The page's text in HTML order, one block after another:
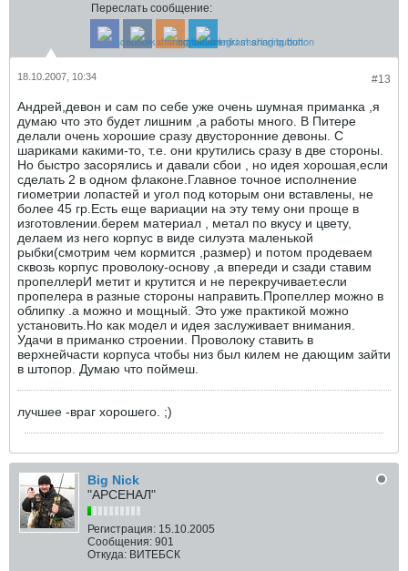
Переслать сообщение:
#13
18.10.2007, 10:34
Андрей,девон и сам по себе уже очень шумная приманка ,я
думаю что это будет лишним ,а работы много. В Питере
делали очень хорошие сразу двусторонние девоны. С
шариками какими-то, т.е. они крутились сразу в две стороны.
Но быстро засорялись и давали сбои , но идея хорошая,если
сделать 2 в одном флаконе.Главное точное исполнение
гиометрии лопастей и угол под которым они вставлены, не
более 45 гр.Есть еще вариации на эту тему они проще в
изготовлении.берем материал , метал по вкусу и цвету,
делаем из него корпус в виде силуэта маленькой
рыбки(смотрим чем кормится ,размер) и потом продеваем
сквозь корпус проволоку-основу ,а впереди и сзади ставим
пропеллерИ метит и крутится и не перекручивает.если
пропелера в разные стороны направить.Пропеллер можно в
облипку .а можно и мощный. Это уже практикой можно
установить.Но как модел и идея заслуживает внимания.
Удачи в приманко строении. Проволоку ставить в
верхнейчасти корпуса чтобы низ был килем не дающим зайти
в штопор. Думаю что поймеш.
лучшее -враг хорошего. ;)
Big Nick
"АРСЕНАЛ"
Регистрация: 15.10.2005
Сообщения: 901
Откуда: ВИТЕБСК